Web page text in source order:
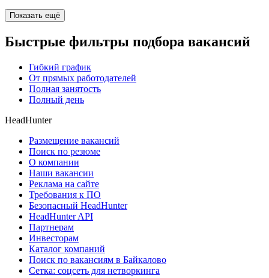
Показать ещё
Быстрые фильтры подбора вакансий
Гибкий график
От прямых работодателей
Полная занятость
Полный день
HeadHunter
Размещение вакансий
Поиск по резюме
О компании
Наши вакансии
Реклама на сайте
Требования к ПО
Безопасный HeadHunter
HeadHunter API
Партнерам
Инвесторам
Каталог компаний
Поиск по вакансиям в Байкалово
Сетка: соцсеть для нетворкинга